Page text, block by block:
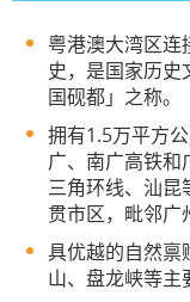
粤港澳大湾区
史，是国家历
国砚都」之称。
拥有1.5万平方
广、南广高铁和
三角环线、汕昆
贯市区，毗邻广
具优越的自然禀
山、盘龙峡等主